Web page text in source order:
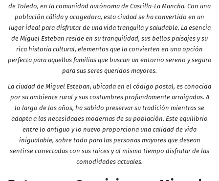
de Toledo, en la comunidad autónoma de Castilla-La Mancha. Con una
población cálida y acogedora, esta ciudad se ha convertido en un
lugar ideal para disfrutar de una vida tranquila y saludable. La esencia
de Miguel Esteban reside en su tranquilidad, sus bellos paisajes y su
rica historia cultural, elementos que la convierten en una opción
perfecta para aquellas familias que buscan un entorno sereno y seguro
para sus seres queridos mayores.
La ciudad de Miguel Esteban, ubicada en el código postal, es conocida
por su ambiente rural y sus costumbres profundamente arraigadas. A
lo largo de los años, ha sabido preservar su tradición mientras se
adapta a las necesidades modernas de su población. Este equilibrio
entre lo antiguo y lo nuevo proporciona una calidad de vida
inigualable, sobre todo para las personas mayores que desean
sentirse conectadas con sus raíces y al mismo tiempo disfrutar de las
comodidades actuales.